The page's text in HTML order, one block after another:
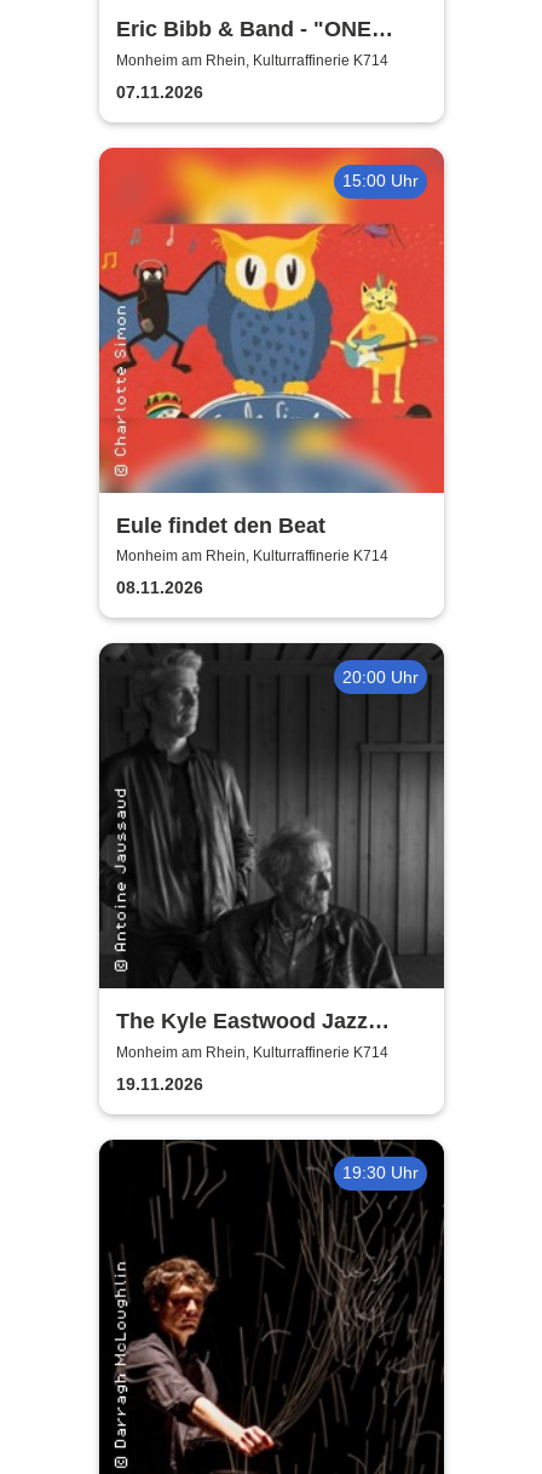
Eric Bibb & Band - "ONE
MISSISSIPPI" World Tour
2026
Monheim am Rhein, Kulturraffinerie K714
07.11.2026
15:00 Uhr
Eule findet den Beat
Monheim am Rhein, Kulturraffinerie K714
08.11.2026
20:00 Uhr
The Kyle Eastwood Jazz
Quintet
Monheim am Rhein, Kulturraffinerie K714
19.11.2026
19:30 Uhr